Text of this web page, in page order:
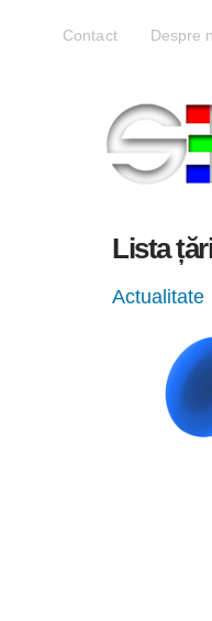
Contact Despre
Lista
Actualitate